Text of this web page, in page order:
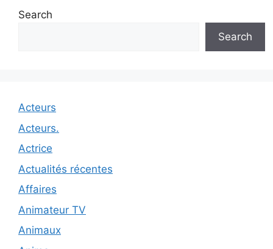
Search
Search
Acteurs
Acteurs.
Actrice
Actualités récentes
Affaires
Animateur TV
Animaux